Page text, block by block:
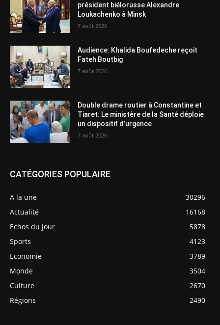
président biélorusse Alexandre
Loukachenko à Minsk
7 août 2026
Audience: Khalida Boufedeche reçoit
Fateh Boutbig
7 août 2026
Double drame routier à Constantine et
Tiaret: Le ministère de la Santé déploie
un dispositif d’urgence
7 août 2026
CATÉGORIES POPULAIRE
A la une
30296
Actualité
16168
Echos du jour
5878
Sports
4123
Economie
3789
Monde
3504
Culture
2670
Régions
2490